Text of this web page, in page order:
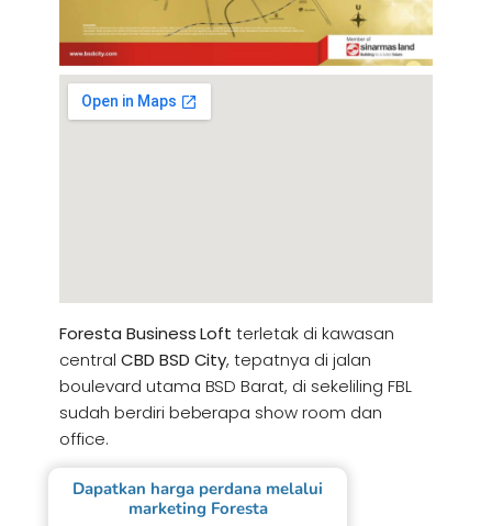
Foresta Business Loft terletak di kawasan
central CBD BSD City, tepatnya di jalan
boulevard utama BSD Barat, di sekeliling FBL
sudah berdiri beberapa show room dan
office.
Dapatkan harga perdana melalui
marketing Foresta